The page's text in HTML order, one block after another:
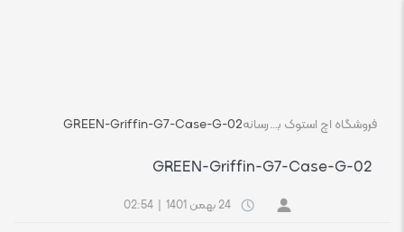
فروشگاه اچ استوک بازار انلاین تجهیزات کامپیوتر استوکرسانهGREEN-Griffin-G7-Case-G-02
GREEN-Griffin-G7-Case-G-02
24 بهمن 1401 02:54